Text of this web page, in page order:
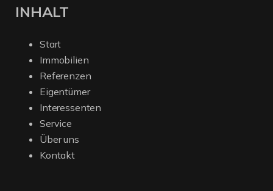
INHALT
Start
Immobilien
Referenzen
Eigentümer
Interessenten
Service
Über uns
Kontakt